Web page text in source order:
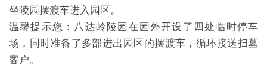
坐陵园摆渡车进入园区。
温馨提示您：八达岭陵园在园外开设了四处临时停车
场，同时准备了多部进出园区的摆渡车，循环接送扫墓
客户。